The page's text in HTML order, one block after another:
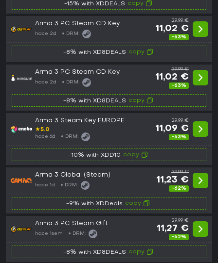
-15% with XDDEALS copy
Arma 3 PC Steam CD Key
hace 2d DRM:
29,99 €
11,02 €
-63%
-8% with XD8DEALS copy
Arma 3 PC Steam CD Key
hace 2d DRM:
29,99 €
11,02 €
-63%
-8% with XD8DEALS copy
Arma 3 Steam Key EUROPE
★5.0
hace 6d DRM:
29,99 €
11,09 €
-63%
-10% with XDD10 copy
Arma 3 Global (Steam)
hace 1d DRM:
29,99 €
11,23 €
-62%
-9% with XDDeals copy
Arma 3 PC Steam Gift
hace 1sem DRM:
29,99 €
11,27 €
-62%
-8% with XD8DEALS copy